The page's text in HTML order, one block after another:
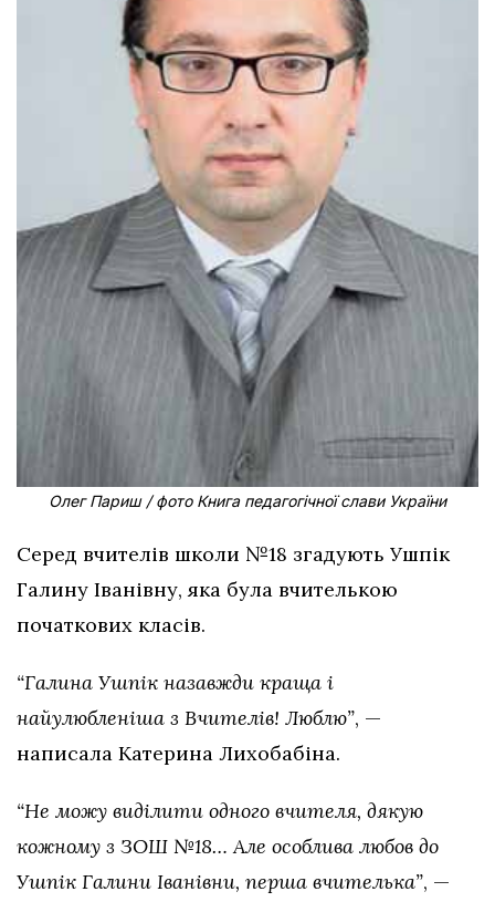
Олег Париш / фото Книга педагогічної слави України
Серед вчителів школи №18 згадують Ушпік
Галину Іванівну, яка була вчителькою
початкових класів.
“Галина Ушпік назавжди краща і
найулюбленіша з Вчителів! Люблю”, —
написала Катерина Лихобабіна.
“Не можу виділити одного вчителя, дякую
кожному з ЗОШ №18… Але особлива любов до
Ушпік Галини Іванівни, перша вчителька”, —